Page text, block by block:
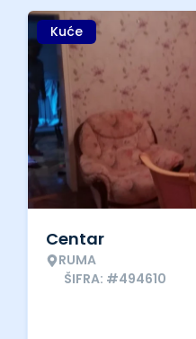
Kuće
Centar
RUMA
ŠIFRA: #494610